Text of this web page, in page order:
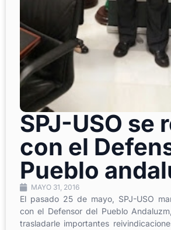
SPJ-USO se
con el
Pueblo
MAYO 31, 2016
El pasado 25 de mayo, SPJ-USO
con el Defensor del Pueblo
trasladarle importantes